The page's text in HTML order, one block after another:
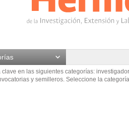
clave en las siguientes categorías:
y semilleros. Seleccione la